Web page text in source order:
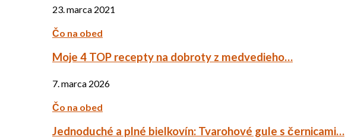
23. marca 2021
Čo na obed
Moje 4 TOP recepty na dobroty z medvedieho…
7. marca 2026
Čo na obed
Jednoduché a plné bielkovín: Tvarohové gule s černicami…